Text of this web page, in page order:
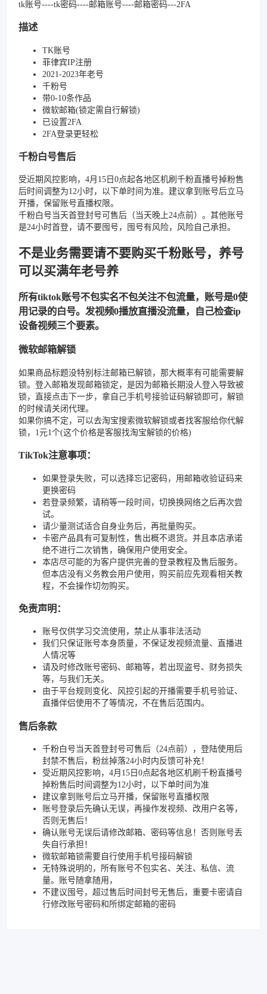
tk账号----tk密码----邮箱账号----邮箱密码---2FA
描述
TK账号
菲律宾IP注册
2021-2023年老号
千粉号
带0-10条作品
微软邮箱(锁定需自行解锁)
已设置2FA
2FA登录更轻松
千粉白号售后
受近期风控影响，4月15日0点起各地区机刷千粉直播号掉粉售
后时间调整为12小时，以下单时间为准。建议拿到账号后立马
开播，保留账号直播权限。
千粉白号当天首登封号可售后（当天晚上24点前）。其他账号
是24小时首登，请不要囤号，囤号有风险，风险自己承担。
不是业务需要请不要购买千粉账号，养号
可以买满年老号养
所有tiktok账号不包实名不包关注不包流量，账号是0使
用记录的白号。发视频0播放直播没流量，自己检查ip
设备视频三个要素。
微软邮箱解锁
如果商品标题没特别标注邮箱已解锁，那大概率有可能需要解
锁。登入邮箱发现邮箱锁定，是因为邮箱长期没人登入导致被
锁，直接点击下一步，拿自己手机号接验证码解锁即可，解锁
的时候请关闭代理。
如果你搞不定，可以去淘宝搜索微软解锁或者找客服给你代解
锁，1元1个(这个价格是客服找淘宝解锁的价格)
TikTok注意事项：
如果登录失败，可以选择忘记密码，用邮箱收验证码来
更换密码
若登录频繁，请稍等一段时间，切换换网络之后再次尝
试。
请少量测试适合自身业务后，再批量购买。
卡密产品具有可复制性，售出概不退货。并且本店承诺
绝不进行二次销售，确保用户使用安全。
本店尽可能的为客户提供完善的登录教程及售后服务。
但本店没有义务教会用户使用，购买前应先观看相关教
程，不会操作切勿购买。
免责声明：
账号仅供学习交流使用，禁止从事非法活动
我们只保证账号本身质量，不保证发视频流量、直播进
人情况等
请及时修改账号密码、邮箱等，若出现盗号、财务损失
等，与我们无关。
由于平台规则变化、风控引起的开播需要手机号验证、
直播伴侣使用不了等情况，不在售后范围内。
售后条款
千粉白号当天首登封号可售后（24点前），登陆使用后
封禁不售后，粉丝掉落24小时内反馈可补充！
受近期风控影响，4月15日0点起各地区机刷千粉直播号
掉粉售后时间调整为12小时，以下单时间为准
建议拿到账号后立马开播，保留账号直播权限
账号登录后先确认无误，再操作发视频、改用户名等，
否则无售后！
确认账号无误后请修改邮箱、密码等信息！否则账号丢
失自行承担！
微软邮箱锁需要自行使用手机号接码解锁
无特殊说明的，所有账号不包实名、关注、私信、流
量。账号随拿随用，
不建议囤号，超过售后时间封号无售后，重要卡密请自
行修改账号密码和所绑定邮箱的密码